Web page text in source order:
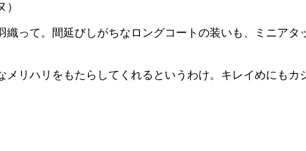
って。間延びしがちなロングコートの装いも、ミニアタ
リハリをもたらしてくれるというわけ。キレイめにもカ